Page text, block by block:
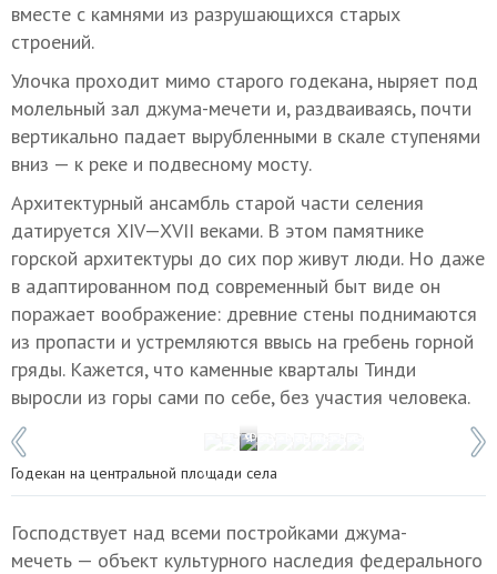
вместе с камнями из разрушающихся старых
строений.
Улочка проходит мимо старого годекана, ныряет под
молельный зал джума-мечети и, раздваиваясь, почти
вертикально падает вырубленными в скале ступенями
вниз — к реке и подвесному мосту.
Архитектурный ансамбль старой части селения
датируется XIV—XVII веками. В этом памятнике
горской архитектуры до сих пор живут люди. Но даже
в адаптированном под современный быт виде он
поражает воображение: древние стены поднимаются
из пропасти и устремляются ввысь на гребень горной
гряды. Кажется, что каменные кварталы Тинди
выросли из горы сами по себе, без участия человека.
Фото: Марина Львова
1 / 9
Годекан на центральной площади села
Господствует над всеми постройками джума-
мечеть — объект культурного наследия федерального